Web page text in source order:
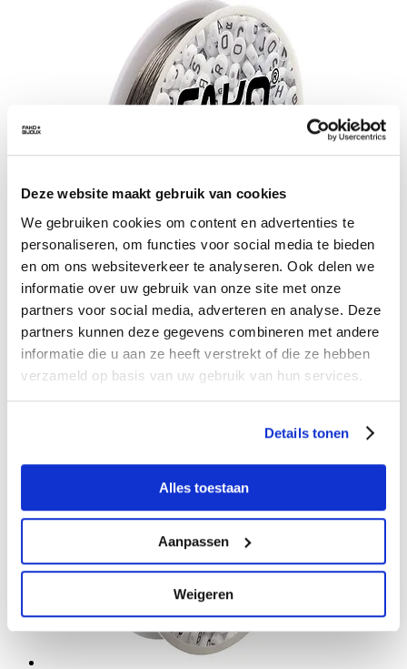
Deze website maakt gebruik van cookies
We gebruiken cookies om content en advertenties te
personaliseren, om functies voor social media te bieden
en om ons websiteverkeer te analyseren. Ook delen we
informatie over uw gebruik van onze site met onze
partners voor social media, adverteren en analyse. Deze
partners kunnen deze gegevens combineren met andere
informatie die u aan ze heeft verstrekt of die ze hebben
verzameld op basis van uw gebruik van hun services.
Details tonen
Alles toestaan
Aanpassen
Weigeren
Fako Bijoux - Staaldraad - Nylon Gecoat - Sieraden Maken -
0.45mm - 40 Meter
3,99